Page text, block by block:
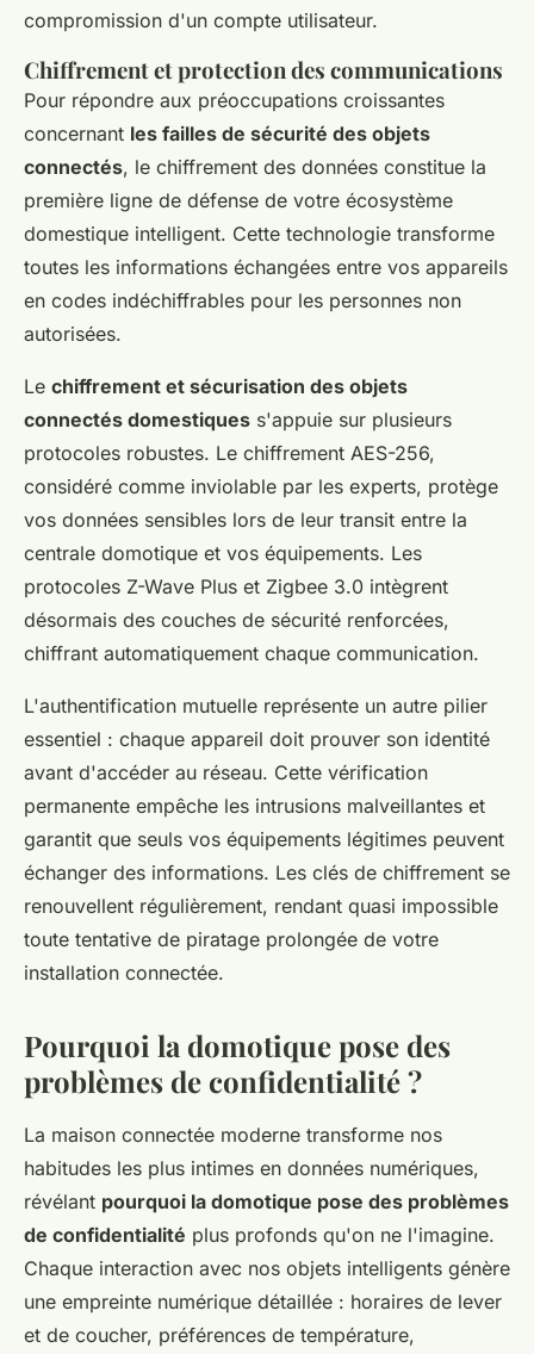
compromission d'un compte utilisateur.
Chiffrement et protection des communications
Pour répondre aux préoccupations croissantes
concernant les failles de sécurité des objets
connectés, le chiffrement des données constitue la
première ligne de défense de votre écosystème
domestique intelligent. Cette technologie transforme
toutes les informations échangées entre vos appareils
en codes indéchiffrables pour les personnes non
autorisées.
Le chiffrement et sécurisation des objets
connectés domestiques s'appuie sur plusieurs
protocoles robustes. Le chiffrement AES-256,
considéré comme inviolable par les experts, protège
vos données sensibles lors de leur transit entre la
centrale domotique et vos équipements. Les
protocoles Z-Wave Plus et Zigbee 3.0 intègrent
désormais des couches de sécurité renforcées,
chiffrant automatiquement chaque communication.
L'authentification mutuelle représente un autre pilier
essentiel : chaque appareil doit prouver son identité
avant d'accéder au réseau. Cette vérification
permanente empêche les intrusions malveillantes et
garantit que seuls vos équipements légitimes peuvent
échanger des informations. Les clés de chiffrement se
renouvellent régulièrement, rendant quasi impossible
toute tentative de piratage prolongée de votre
installation connectée.
Pourquoi la domotique pose des
problèmes de confidentialité ?
La maison connectée moderne transforme nos
habitudes les plus intimes en données numériques,
révélant pourquoi la domotique pose des problèmes
de confidentialité plus profonds qu'on ne l'imagine.
Chaque interaction avec nos objets intelligents génère
une empreinte numérique détaillée : horaires de lever
et de coucher, préférences de température,